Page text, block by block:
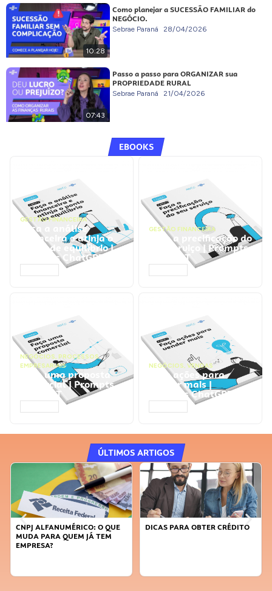
10:28
Como planejar a SUCESSÃO FAMILIAR do
NEGÓCIO.
Sebrae Paraná 28/04/2026
07:43
Passo a passo para ORGANIZAR sua
PROPRIEDADE RURAL
Sebrae Paraná 21/04/2026
EBOOKS
GESTÃO FINANCEIRA
Faça a análise
financeira e atinja o
ponto de equilíbrio |
Prompts ChatGPT
GESTÃO FINANCEIRA
Faça a precificação do
seu serviço | Prompts
ChatGPT
NEGÓCIOS, PROCESSOS
EMPRESARIAIS
Faça uma proposta
comercial | Prompts
ChatGPT
NEGÓCIOS, VENDAS
Faça ações para
vender mais |
Prompts ChatGPT
ÚLTIMOS ARTIGOS
CNPJ ALFANUMÉRICO: O QUE
MUDA PARA QUEM JÁ TEM
EMPRESA?
DICAS PARA OBTER CRÉDITO